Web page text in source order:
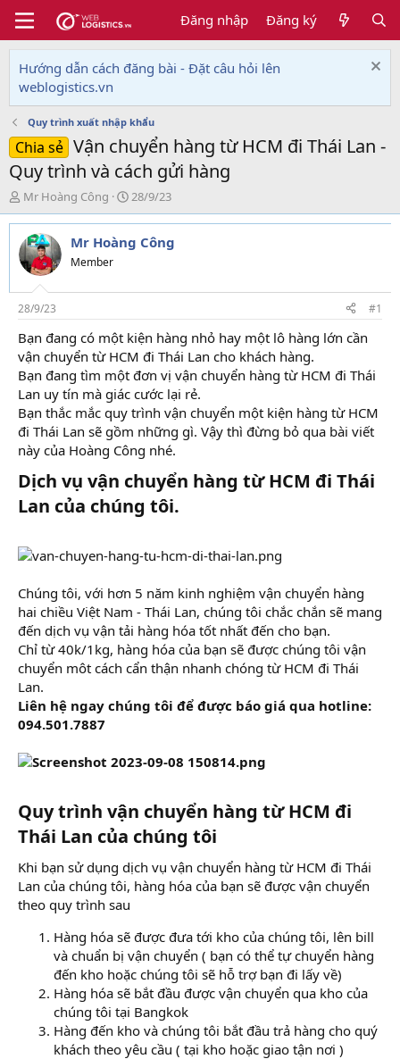
Đăng nhập Đăng ký
Hướng dẫn cách đăng bài - Đặt câu hỏi lên
weblogistics.vn
Quy trình xuất nhập khẩu
Chia sẻ Vận chuyển hàng từ HCM đi Thái Lan -
Quy trình và cách gửi hàng
T
h
r
e
a
d
s
t
a
r
t
e
r
Mr Hoàng Công
N
g
à
y
i
28/9/23
Mr Hoàng Công
Member
28/9/23 #1
Bạn đang có một kiện hàng nhỏ hay một lô hàng lớn cần
vận chuyển từ HCM đi Thái Lan cho khách hàng.
Bạn đang tìm một đơn vị vận chuyển hàng từ HCM đi Thái
Lan uy tín mà giác cước lại rẻ.
Bạn thắc mắc quy trình vận chuyển một kiện hàng từ HCM
đi Thái Lan sẽ gồm những gì. Vậy thì đừng bỏ qua bài viết
này của Hoàng Công nhé.
Dịch vụ vận chuyển hàng từ HCM đi Thái
Lan của chúng tôi.​
Chúng tôi, với hơn 5 năm kinh nghiệm vận chuyển hàng
hai chiều Việt Nam - Thái Lan, chúng tôi chắc chắn sẽ mang
đến dịch vụ vận tải hàng hóa tốt nhất đến cho bạn.
Chỉ từ 40k/1kg, hàng hóa của bạn sẽ được chúng tôi vận
chuyển môt cách cẩn thận nhanh chóng từ HCM đi Thái
Lan.
Liên hệ ngay chúng tôi để được báo giá qua hotline:
094.501.7887
Quy trình vận chuyển hàng từ HCM đi
Thái Lan của chúng tôi​
Khi bạn sử dụng dịch vụ vận chuyển hàng từ HCM đi Thái
Lan của chúng tôi, hàng hóa của bạn sẽ được vận chuyển
theo quy trình sau
Hàng hóa sẽ được đưa tới kho của chúng tôi, lên bill
và chuẩn bị vận chuyển ( bạn có thể tự chuyển hàng
đến kho hoặc chúng tôi sẽ hỗ trợ bạn đi lấy về)
Hàng hóa sẽ bắt đầu được vận chuyển qua kho của
chúng tôi tại Bangkok
Hàng đến kho và chúng tôi bắt đầu trả hàng cho quý
khách theo yêu cầu ( tại kho hoặc giao tận nơi )